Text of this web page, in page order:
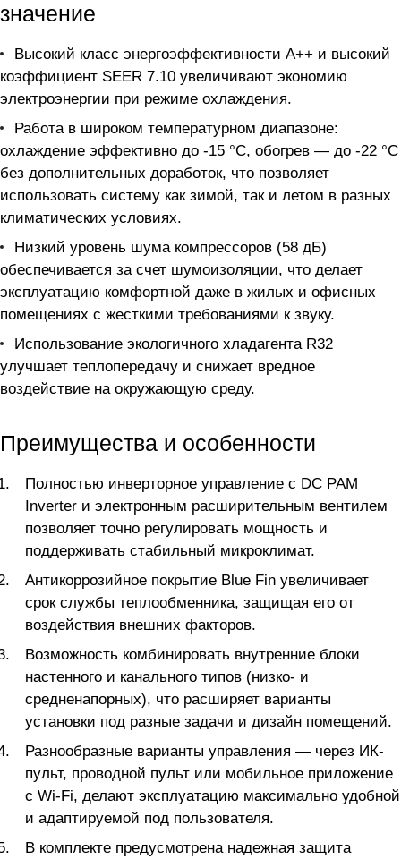
значение
Высокий класс энергоэффективности A++ и высокий
коэффициент SEER 7.10 увеличивают экономию
электроэнергии при режиме охлаждения.
Работа в широком температурном диапазоне:
охлаждение эффективно до -15 °C, обогрев — до -22 °C
без дополнительных доработок, что позволяет
использовать систему как зимой, так и летом в разных
климатических условиях.
Низкий уровень шума компрессоров (58 дБ)
обеспечивается за счет шумоизоляции, что делает
эксплуатацию комфортной даже в жилых и офисных
помещениях с жесткими требованиями к звуку.
Использование экологичного хладагента R32
улучшает теплопередачу и снижает вредное
воздействие на окружающую среду.
Преимущества и особенности
Полностью инверторное управление с DC PAM
Inverter и электронным расширительным вентилем
позволяет точно регулировать мощность и
поддерживать стабильный микроклимат.
Антикоррозийное покрытие Blue Fin увеличивает
срок службы теплообменника, защищая его от
воздействия внешних факторов.
Возможность комбинировать внутренние блоки
настенного и канального типов (низко- и
средненапорных), что расширяет варианты
установки под разные задачи и дизайн помещений.
Разнообразные варианты управления — через ИК-
пульт, проводной пульт или мобильное приложение
с Wi-Fi, делают эксплуатацию максимально удобной
и адаптируемой под пользователя.
В комплекте предусмотрена надежная защита